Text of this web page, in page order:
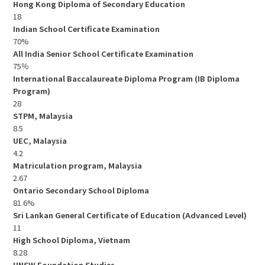
Hong Kong Diploma of Secondary Education
18
Indian School Certificate Examination
70%
All India Senior School Certificate Examination
75％
International Baccalaureate Diploma Program (IB Diploma
Program)
28
STPM, Malaysia
8.5
UEC, Malaysia
4.2
Matriculation program, Malaysia
2.67
Ontario Secondary School Diploma
81.6%
Sri Lankan General Certificate of Education (Advanced Level)
11
High School Diploma, Vietnam
8.28